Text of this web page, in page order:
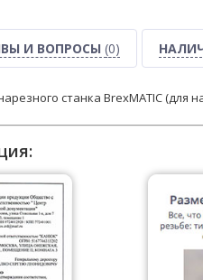
И ВОПРОСЫ (0)
станка BrexMATIC (для